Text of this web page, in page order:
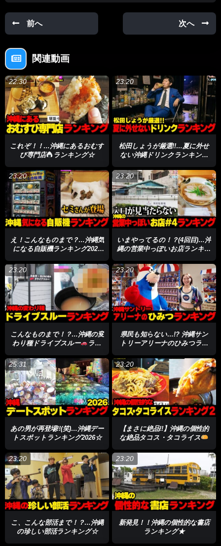
前へ 次へ
関連動画
22:30
これぞ！！…沖縄にあるおむす
び専門店
ランキング☆
23:20
松田しょうが厳選!!…夏に外せ
ない沖縄ドリンクランキング
23:20
え！こんなものまで？…沖縄気
になる自販機ランキング2026
23:20
いまやってるの！？(4回目)…沖
縄の営業中っぽいお店ランキン
23:20
こんなものまで！？…沖縄の変
わり種ドライブスルー
ラン
23:20
県民も知らない…!? 沖縄サン
トリーアリーナのひみつラン
25:31
あの男が再登場!!(笑)…沖縄デー
トスポットランキング2026☆
23:20
【まさに絶品!!】沖縄の個性的
な絶品タコス・タコライス
23:20
こ、こんな部活まで！？…沖縄
の珍しい部活ランキング☆
23:20
新発見！！沖縄の個性的な書店
ランキング★